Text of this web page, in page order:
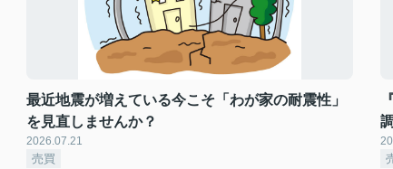
最近地震が増えている今こそ「わが家の耐震性」
を見直しませんか？
2026.07.21
売買